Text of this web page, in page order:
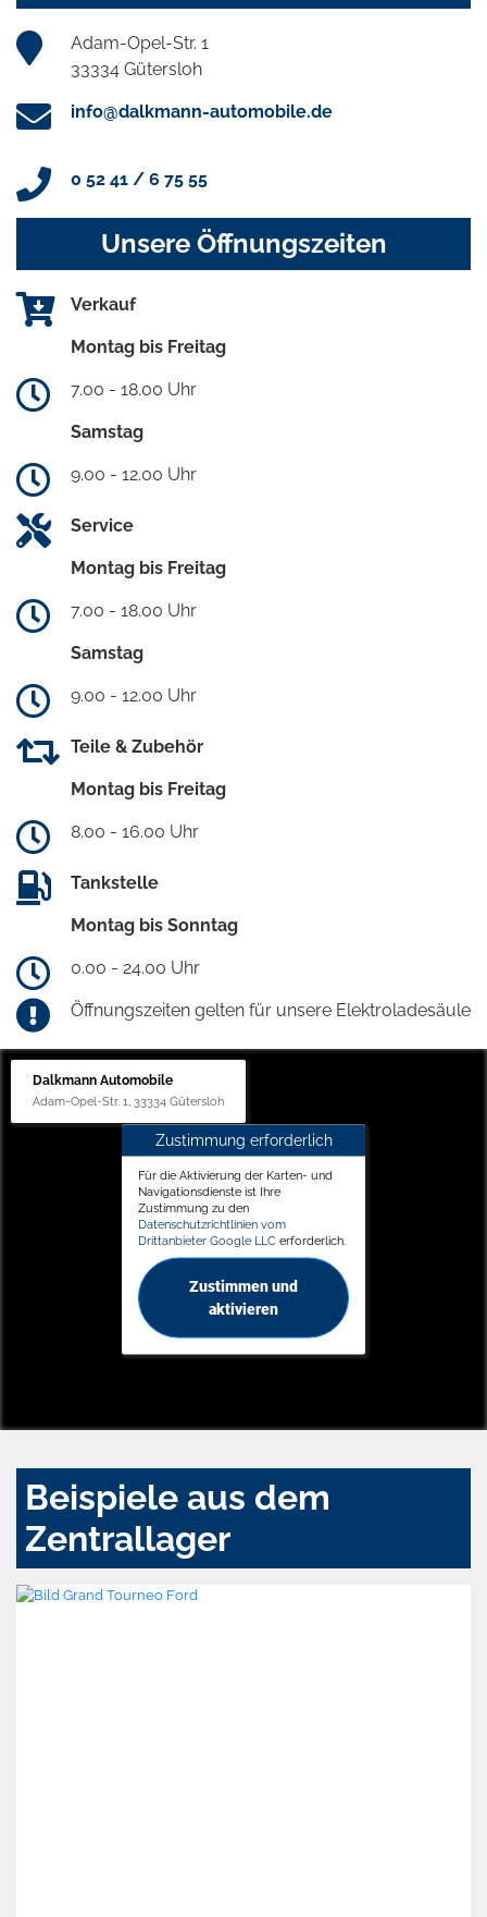
Adam-Opel-Str. 1
33334 Gütersloh
info@dalkmann-automobile.de
0 52 41 / 6 75 55
Unsere Öffnungszeiten
Verkauf
Montag bis Freitag
7.00 - 18.00 Uhr
Samstag
9.00 - 12.00 Uhr
Service
Montag bis Freitag
7.00 - 18.00 Uhr
Samstag
9.00 - 12.00 Uhr
Teile & Zubehör
Montag bis Freitag
8.00 - 16.00 Uhr
Tankstelle
Montag bis Sonntag
0.00 - 24.00 Uhr
Öffnungszeiten gelten für unsere Elektroladesäule
Dalkmann Automobile
Adam-Opel-Str. 1, 33334 Gütersloh
Zustimmung erforderlich
Für die Aktivierung der Karten- und
Navigationsdienste ist Ihre
Zustimmung zu den
Datenschutzrichtlinien vom
Drittanbieter Google LLC erforderlich.
Zustimmen und
aktivieren
Beispiele aus dem
Zentrallager